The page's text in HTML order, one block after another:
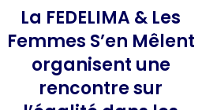
La FEDELIMA & Les
Femmes S’en Mêlent
organisent une
rencontre sur